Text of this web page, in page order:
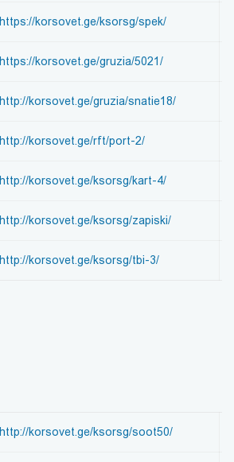
https://korsovet.ge/ksorsg/spek/
https://korsovet.ge/gruzia/5021/
http://korsovet.ge/gruzia/snatie18/
http://korsovet.ge/rft/port-2/
http://korsovet.ge/ksorsg/kart-4/
http://korsovet.ge/ksorsg/zapiski/
http://korsovet.ge/ksorsg/tbi-3/
http://korsovet.ge/ksorsg/soot50/